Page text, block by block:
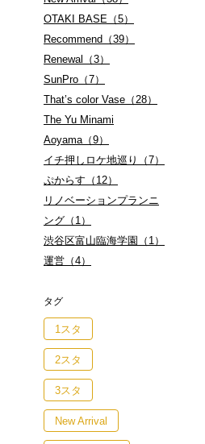
OTAKI BASE（5）
Recommend（39）
Renewal（3）
SunPro（7）
That’s color Vase（28）
The Yu Minami
Aoyama（9）
イチ押しロケ地巡り（7）
ぷからす（12）
リノベーションプランニ
ング（1）
渋谷区富山臨海学園（1）
運営（4）
タグ
1スタ
2スタ
3スタ
New Arrival